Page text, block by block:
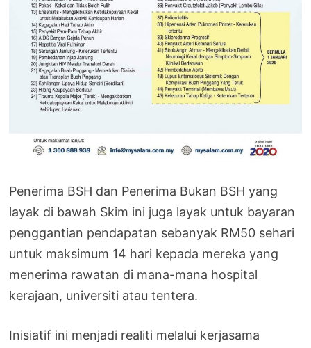
Penerima BSH dan Penerima Bukan BSH yang
layak di bawah Skim ini juga layak untuk bayaran
penggantian pendapatan sebanyak RM50 sehari
untuk maksimum 14 hari kepada mereka yang
menerima rawatan di mana-mana hospital
kerajaan, universiti atau tentera.
Inisiatif ini menjadi realiti melalui kerjasama